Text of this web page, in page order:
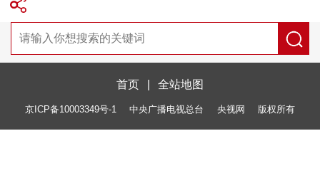
首页 全站地图
京ICP备10003349号-1 中央广播电视总台 央视网 版权所有